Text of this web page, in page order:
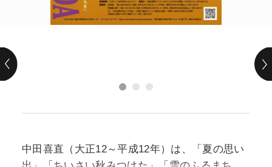
中田喜直（大正12～平成12年）は、「夏の思い